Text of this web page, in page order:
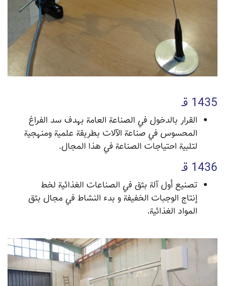
1435 قـ
القرار بالدخول في الصناعة العامة بهدف سد الفراغ
المحسوس في صناعة الآلات بطريقة علمية ومنهجية
لتلبية احتياجات الصناعة في هذا المجال.
1436 قـ
تصنيع أول آلة بثق في الصناعات الغذائية لخط
إنتاج الوجبات الخفيفة و بدء النشاط في مجال بثق
المواد الغذائية.